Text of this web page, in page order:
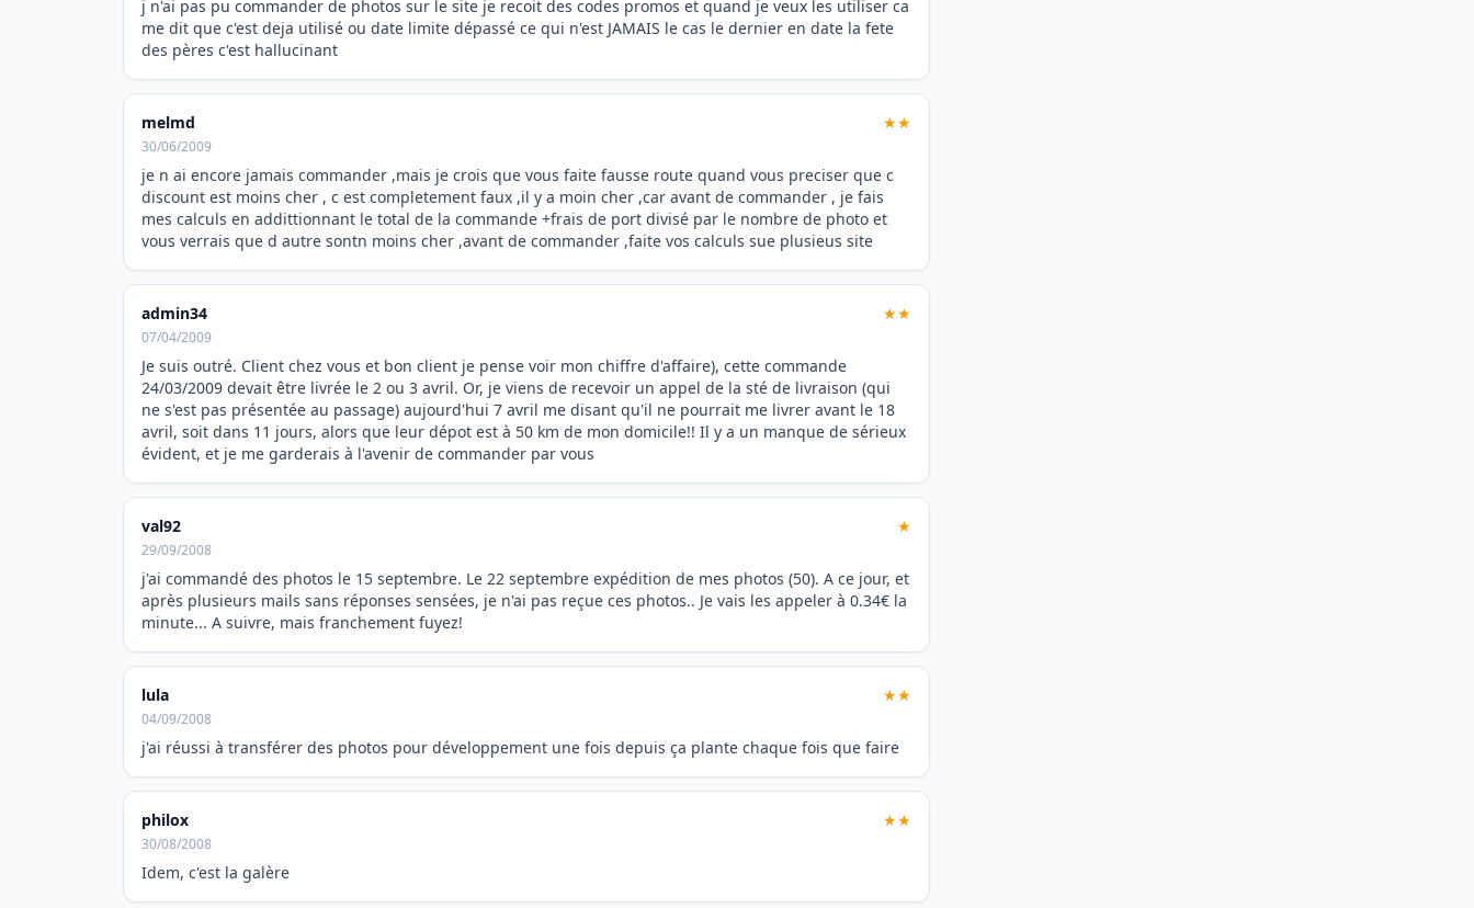
j n'ai pas pu commander de photos sur le site je recoit des codes promos et quand je veux les utiliser ca
me dit que c'est deja utilisé ou date limite dépassé ce qui n'est JAMAIS le cas le dernier en date la fete
des pères c'est hallucinant
melmd ★★
30/06/2009
je n ai encore jamais commander ,mais je crois que vous faite fausse route quand vous preciser que c
discount est moins cher , c est completement faux ,il y a moin cher ,car avant de commander , je fais
mes calculs en addittionnant le total de la commande +frais de port divisé par le nombre de photo et
vous verrais que d autre sontn moins cher ,avant de commander ,faite vos calculs sue plusieus site
admin34 ★★
07/04/2009
Je suis outré. Client chez vous et bon client je pense voir mon chiffre d'affaire), cette commande
24/03/2009 devait être livrée le 2 ou 3 avril. Or, je viens de recevoir un appel de la sté de livraison (qui
ne s'est pas présentée au passage) aujourd'hui 7 avril me disant qu'il ne pourrait me livrer avant le 18
avril, soit dans 11 jours, alors que leur dépot est à 50 km de mon domicile!! Il y a un manque de sérieux
évident, et je me garderais à l'avenir de commander par vous
val92 ★
29/09/2008
j'ai commandé des photos le 15 septembre. Le 22 septembre expédition de mes photos (50). A ce jour, et
après plusieurs mails sans réponses sensées, je n'ai pas reçue ces photos.. Je vais les appeler à 0.34€ la
minute... A suivre, mais franchement fuyez!
lula ★★
04/09/2008
j'ai réussi à transférer des photos pour développement une fois depuis ça plante chaque fois que faire
philox ★★
30/08/2008
Idem, c'est la galère